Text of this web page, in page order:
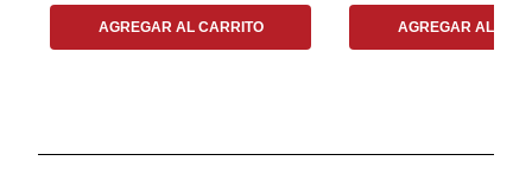
AGREGAR AL CARRITO AGREGAR AL